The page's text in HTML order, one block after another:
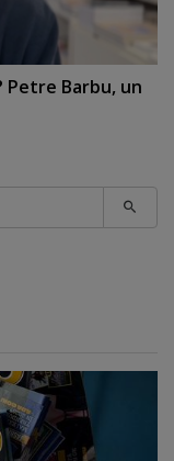
Barbu, un